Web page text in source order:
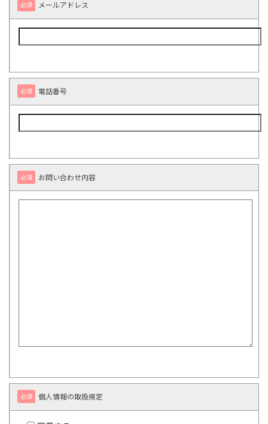
必須 メールアドレス
必須 電話番号
必須 お問い合わせ内容
必須 個人情報の取扱規定